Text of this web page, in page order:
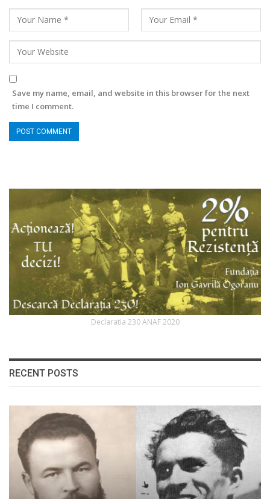
Save my name, email, and website in this browser for the next
time I comment.
Declaratia 230 ANAF 2020
RECENT POSTS